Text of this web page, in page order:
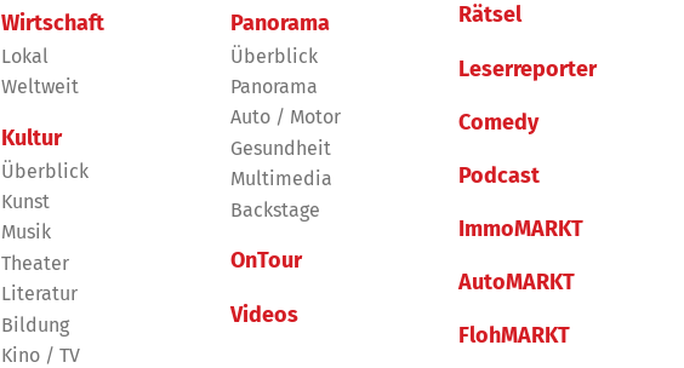
Wirtschaft
Lokal
Weltweit
Kultur
Überblick
Kunst
Musik
Theater
Literatur
Bildung
Kino / TV
Panorama
Überblick
Panorama
Auto / Motor
Gesundheit
Multimedia
Backstage
OnTour
Videos
Rätsel
Leserreporter
Comedy
Podcast
ImmoMARKT
AutoMARKT
FlohMARKT